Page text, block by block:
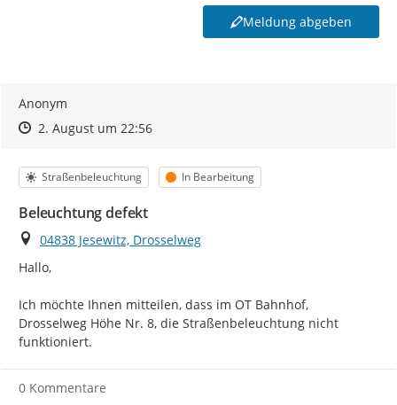
Meldung abgeben
Anonym
Zeitpunkt des Erstellens
Zeitpunkt des Erstellens
2. August um 22:56Zur Äußerung
Kategorie
Straßenbeleuchtung Status
In Bearbeitung
Beleuchtung defekt
Ort
04838 Jesewitz, Drosselweg
Hallo,
Ich möchte Ihnen mitteilen, dass im OT Bahnhof,
Drosselweg Höhe Nr. 8, die Straßenbeleuchtung nicht
funktioniert.
0 Kommentare